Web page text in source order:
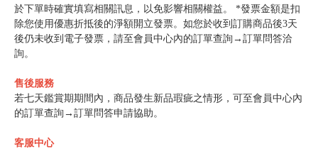
於下單時確實填寫相關訊息，以免影響相關權益。 *發票金額是扣
除您使用優惠折抵後的淨額開立發票。如您於收到訂購商品後3天
後仍未收到電子發票，請至會員中心內的訂單查詢→訂單問答洽
詢。
售後服務
若七天鑑賞期期間內，商品發生新品瑕疵之情形，可至會員中心內
的訂單查詢→訂單問答申請協助。
客服中心